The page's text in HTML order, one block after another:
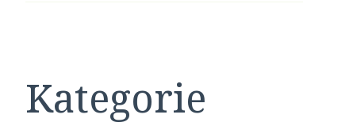
Kategorie